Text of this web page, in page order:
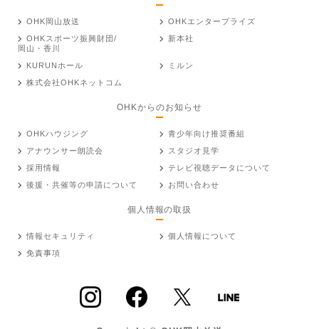
OHK岡山放送
OHKエンタープライズ
OHKスポーツ振興財団/
岡山・香川
新本社
KURUNホール
ミルン
株式会社OHKネットコム
OHKからのお知らせ
OHKハウジング
青少年向け推奨番組
アナウンサー朗読会
スタジオ見学
採用情報
テレビ視聴データについて
後援・共催等の申請について
お問い合わせ
個人情報の取扱
情報セキュリティ
個人情報について
免責事項